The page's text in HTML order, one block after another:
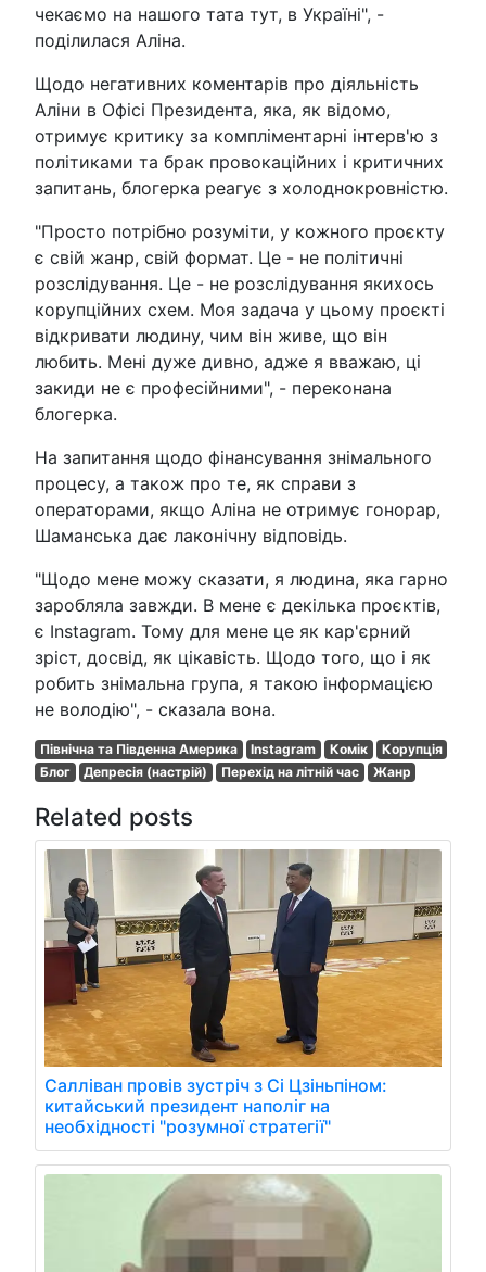
чекаємо на нашого тата тут, в Україні", -
поділилася Аліна.
Щодо негативних коментарів про діяльність
Аліни в Офісі Президента, яка, як відомо,
отримує критику за компліментарні інтерв'ю з
політиками та брак провокаційних і критичних
запитань, блогерка реагує з холоднокровністю.
"Просто потрібно розуміти, у кожного проєкту
є свій жанр, свій формат. Це - не політичні
розслідування. Це - не розслідування якихось
корупційних схем. Моя задача у цьому проєкті
відкривати людину, чим він живе, що він
любить. Мені дуже дивно, адже я вважаю, ці
закиди не є професійними", - переконана
блогерка.
На запитання щодо фінансування знімального
процесу, а також про те, як справи з
операторами, якщо Аліна не отримує гонорар,
Шаманська дає лаконічну відповідь.
"Щодо мене можу сказати, я людина, яка гарно
заробляла завжди. В мене є декілька проєктів,
є Instagram. Тому для мене це як кар'єрний
зріст, досвід, як цікавість. Щодо того, що і як
робить знімальна група, я такою інформацією
не володію", - сказала вона.
Північна та Південна Америка Instagram Комік
Корупція
Блог
Депресія (настрій) Перехід на літній час Жанр
Related posts
Салліван провів зустріч з Сі Цзіньпіном:
китайський президент наполіг на
необхідності "розумної стратегії"